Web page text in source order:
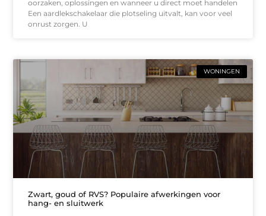
oorzaken, oplossingen en wanneer u direct moet handelen
Een aardlekschakelaar die plotseling uitvalt, kan voor veel
onrust zorgen. U
WONINGEN
Zwart, goud of RVS? Populaire afwerkingen voor
hang- en sluitwerk